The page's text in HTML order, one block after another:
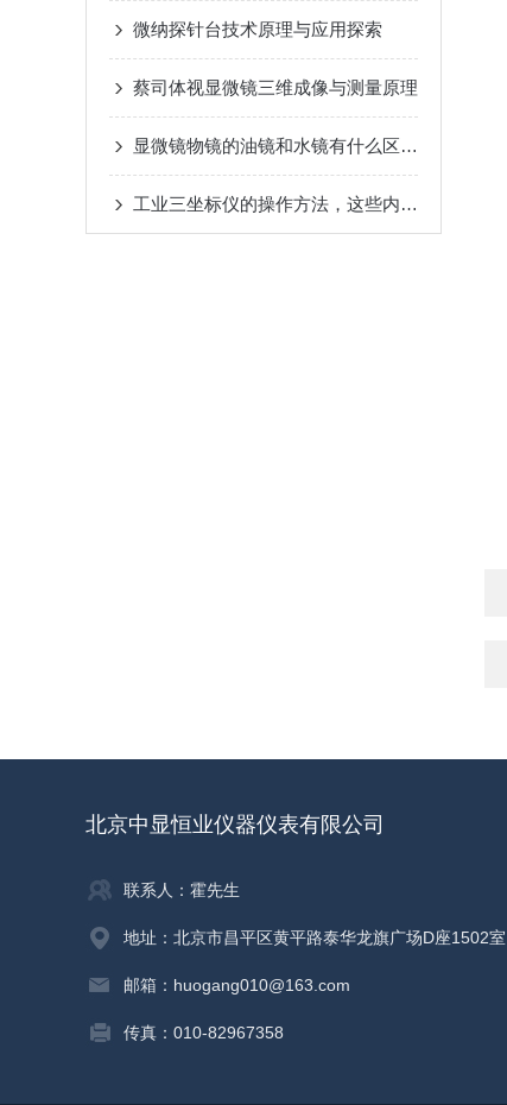
微纳探针台技术原理与应用探索
蔡司体视显微镜三维成像与测量原理
显微镜物镜的油镜和水镜有什么区别?
工业三坐标仪的操作方法，这些内容你一定要知道
北京中显恒业仪器仪表有限公司
联系人：霍先生
地址：北京市昌平区黄平路泰华龙旗广场D座1502室
邮箱：huogang010@163.com
传真：010-82967358